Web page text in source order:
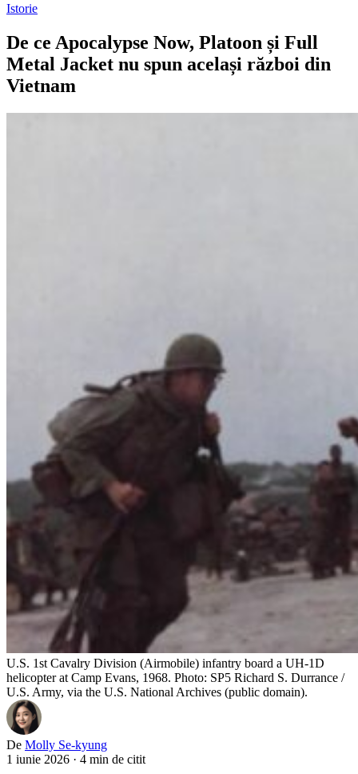
Istorie
De ce Apocalypse Now, Platoon și Full
Metal Jacket nu spun același război din
Vietnam
U.S. 1st Cavalry Division (Airmobile) infantry board a UH-1D
helicopter at Camp Evans, 1968. Photo: SP5 Richard S. Durrance /
U.S. Army, via the U.S. National Archives (public domain).
De Molly Se-kyung
1 iunie 2026 · 4 min de citit